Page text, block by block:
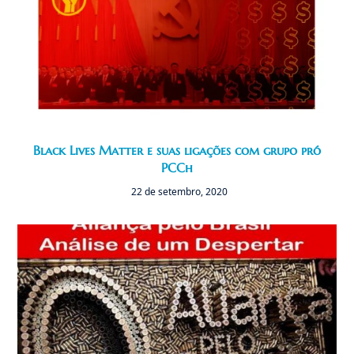
Black Lives Matter e suas ligações com grupo pró
PCCh
22 de setembro, 2020